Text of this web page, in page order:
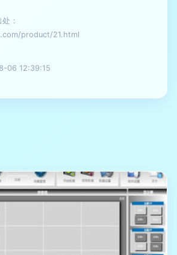
：
product/21.html
06 12:39:15